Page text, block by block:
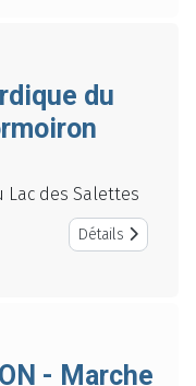
du
des Salettes
Détails
- Marche